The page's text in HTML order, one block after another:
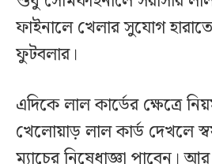
ফাইনালে খেলার সুযোগ
ফুটবলার।
এদিকে লাল কার্ডের ক্ষেত্রে
খেলোয়াড় লাল কার্ড দেখলে